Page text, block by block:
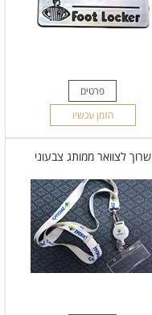
פרטים
הזמן עכשיו
שרוך לצוואר ממותג צבעוני